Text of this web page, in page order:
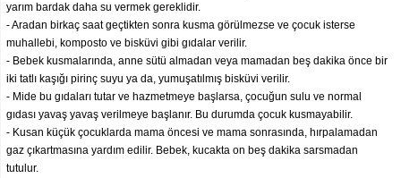
yarım bardak daha su vermek gereklidir.
- Aradan birkaç saat geçtikten sonra kusma görülmezse ve çocuk isterse
muhallebi, komposto ve bisküvi gibi gıdalar verilir.
- Bebek kusmalarında, anne sütü almadan veya mamadan beş dakika önce bir
iki tatlı kaşığı pirinç suyu ya da, yumuşatılmış bisküvi verilir.
- Mide bu gıdaları tutar ve hazmetmeye başlarsa, çocuğun sulu ve normal
gıdası yavaş yavaş verilmeye başlanır. Bu durumda çocuk kusmayabilir.
- Kusan küçük çocuklarda mama öncesi ve mama sonrasında, hırpalamadan
gaz çıkartmasına yardım edilir. Bebek, kucakta on beş dakika sarsmadan
tutulur.